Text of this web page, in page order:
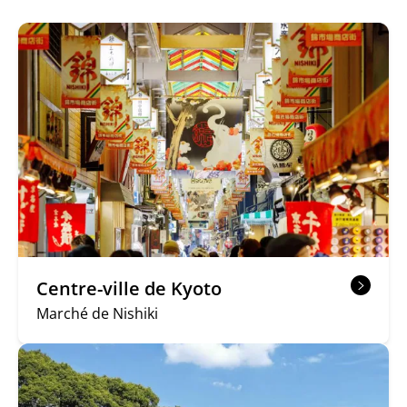
Centre-ville de Kyoto
Marché de Nishiki